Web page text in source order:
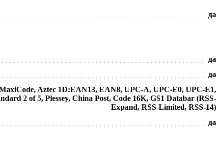
да
да
да
Aztec 1D:EAN13, EAN8, UPC-A, UPC-E0, UPC-E1,
2 of 5, Plessey, China Post, Code 16K, GS1 Databar (RSS-
Expand, RSS-Limited, RSS-14)
да